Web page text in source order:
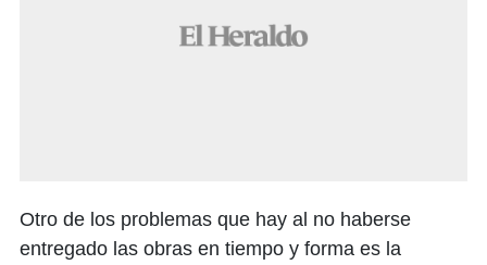
Otro de los problemas que hay al no haberse
entregado las obras en tiempo y forma es la